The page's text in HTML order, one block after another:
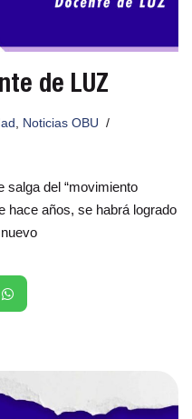
de LUZ
, Noticias OBU
salga del “movimiento
hace años, se habrá logrado